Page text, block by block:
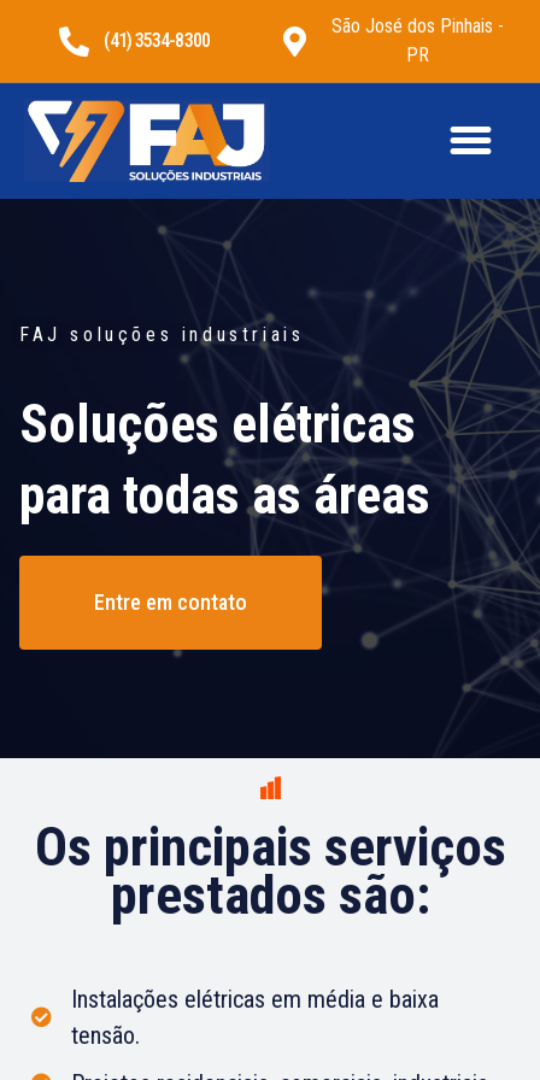
(41) 3534-8300
São José dos Pinhais -
PR
FAJ soluções industriais
Soluções elétricas
para todas as áreas
Entre em contato
Os principais serviços
prestados são:
Instalações elétricas em média e baixa
tensão.